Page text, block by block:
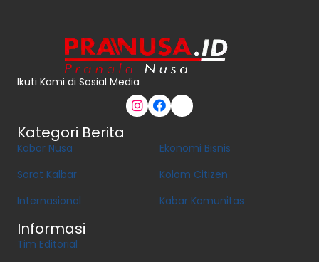
Ikuti Kami di Sosial Media
Kategori Berita
Kabar Nusa
Sorot Kalbar
Internasional
Ekonomi Bisnis
Kolom Citizen
Kabar Komunitas
Informasi
Tim Editorial